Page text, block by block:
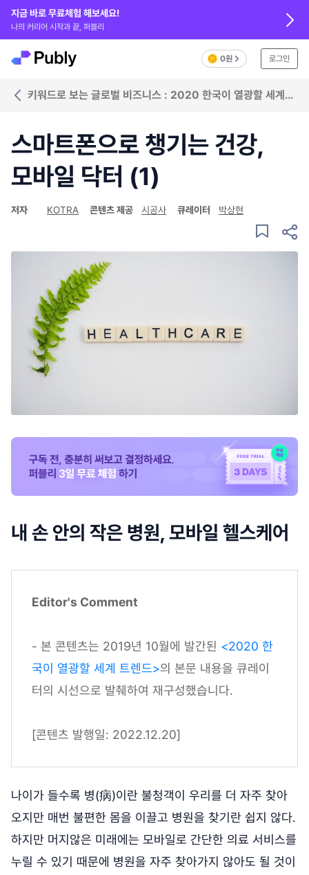
지금 바로 무료체험 해보세요!
나의 커리어 시작과 끝, 퍼블리
0원 로그인
키워드로 보는 글로벌 비즈니스 : 2020 한국이 열광할 세계
스마트폰으로 챙기는 건강,
모바일 닥터 (1)
저자 KOTRA 콘텐츠 제공 시공사 큐레이터 박상현
내 손 안의 작은 병원, 모바일 헬스케어
Editor's Comment
- 본 콘텐츠는 2019년 10월에 발간된 <2020 한
국이 열광할 세계 트렌드>의 본문 내용을 큐레이
터의 시선으로 발췌하여 재구성했습니다.
[콘텐츠 발행일: 2022.12.20]
나이가 들수록 병(病)이란 불청객이 우리를 더 자주 찾아
오지만 매번 불편한 몸을 이끌고 병원을 찾기란 쉽지 않다.
하지만 머지않은 미래에는 모바일로 간단한 의료 서비스를
누릴 수 있기 때문에 병원을 자주 찾아가지 않아도 될 것이